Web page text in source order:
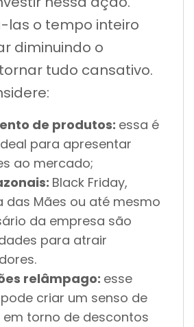
las o tempo inteiro
diminuindo o
tudo cansativo.
de produtos: essa é
para apresentar
ao mercado;
Black Friday,
das Mães ou até mesmo
da empresa são
para atrair
relâmpago: esse
criar um senso de
em torno de descontos